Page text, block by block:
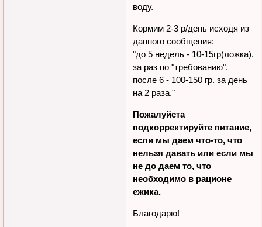
воду.
Кормим 2-3 р/день исходя из
данного сообщения:
"до 5 недель - 10-15гр(ложка).
за раз по "требованию".
после 6 - 100-150 гр. за день
на 2 раза."
Пожалуйста
подкорректируйте питание,
если мы даем что-то, что
нельзя давать или если мы
не до даем то, что
необходимо в рационе
ежика.
Благодарю!